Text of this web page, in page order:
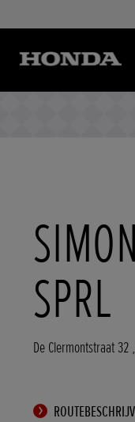
SPRL
De Clermontstraat 32 ,